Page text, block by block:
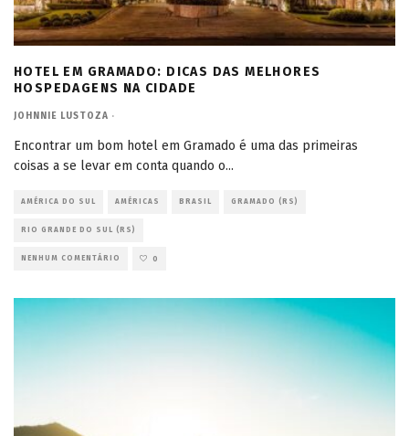
HOTEL EM GRAMADO: DICAS DAS MELHORES
HOSPEDAGENS NA CIDADE
JOHNNIE LUSTOZA ·
Encontrar um bom hotel em Gramado é uma das primeiras
coisas a se levar em conta quando o...
AMÉRICA DO SUL AMÉRICAS BRASIL GRAMADO (RS)
RIO GRANDE DO SUL (RS)
NENHUM COMENTÁRIO 0